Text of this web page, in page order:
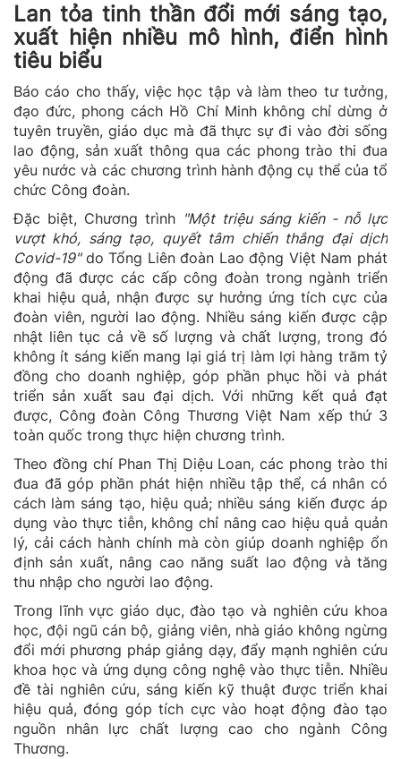
Lan tỏa tinh thần đổi mới sáng tạo,
xuất hiện nhiều mô hình, điển hình
tiêu biểu
Báo cáo cho thấy, việc học tập và làm theo tư tưởng,
đạo đức, phong cách Hồ Chí Minh không chỉ dừng ở
tuyên truyền, giáo dục mà đã thực sự đi vào đời sống
lao động, sản xuất thông qua các phong trào thi đua
yêu nước và các chương trình hành động cụ thể của tổ
chức Công đoàn.
Đặc biệt, Chương trình "Một triệu sáng kiến - nỗ lực
vượt khó, sáng tạo, quyết tâm chiến thắng đại dịch
Covid-19"do Tổng Liên đoàn Lao động Việt Nam phát
động đã được các cấp công đoàn trong ngành triển
khai hiệu quả, nhận được sự hưởng ứng tích cực của
đoàn viên, người lao động. Nhiều sáng kiến được cập
nhật liên tục cả về số lượng và chất lượng, trong đó
không ít sáng kiến mang lại giá trị làm lợi hàng trăm tỷ
đồng cho doanh nghiệp, góp phần phục hồi và phát
triển sản xuất sau đại dịch. Với những kết quả đạt
được, Công đoàn Công Thương Việt Nam xếp thứ 3
toàn quốc trong thực hiện chương trình.
Theo đồng chí Phan Thị Diệu Loan, các phong trào thi
đua đã góp phần phát hiện nhiều tập thể, cá nhân có
cách làm sáng tạo, hiệu quả; nhiều sáng kiến được áp
dụng vào thực tiễn, không chỉ nâng cao hiệu quả quản
lý, cải cách hành chính mà còn giúp doanh nghiệp ổn
định sản xuất, nâng cao năng suất lao động và tăng
thu nhập cho người lao động.
Trong lĩnh vực giáo dục, đào tạo và nghiên cứu khoa
học, đội ngũ cán bộ, giảng viên, nhà giáo không ngừng
đổi mới phương pháp giảng dạy, đẩy mạnh nghiên cứu
khoa học và ứng dụng công nghệ vào thực tiễn. Nhiều
đề tài nghiên cứu, sáng kiến kỹ thuật được triển khai
hiệu quả, đóng góp tích cực vào hoạt động đào tạo
nguồn nhân lực chất lượng cao cho ngành Công
Thương.